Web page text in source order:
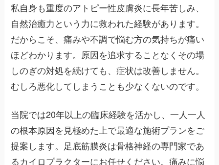
私自身も重度のアトピー性皮膚炎に長年苦しみ、
自然治癒力という力に救われた経験があります。
だからこそ、痛みや不調で悩む方の気持ちが痛い
ほどわかります。原因を追求することなくその場
しのぎの対処を続けても、症状は改善しません。
むしろ悪化してしまうことも少なくないのです。
当院では20年以上の臨床経験を活かし、一人一人
の根本原因を見極めた上で最適な施術プランをご
提案します。足底筋膜炎は骨格神経の専門家であ
るカイロプラクターにお任せください。痛みに悩